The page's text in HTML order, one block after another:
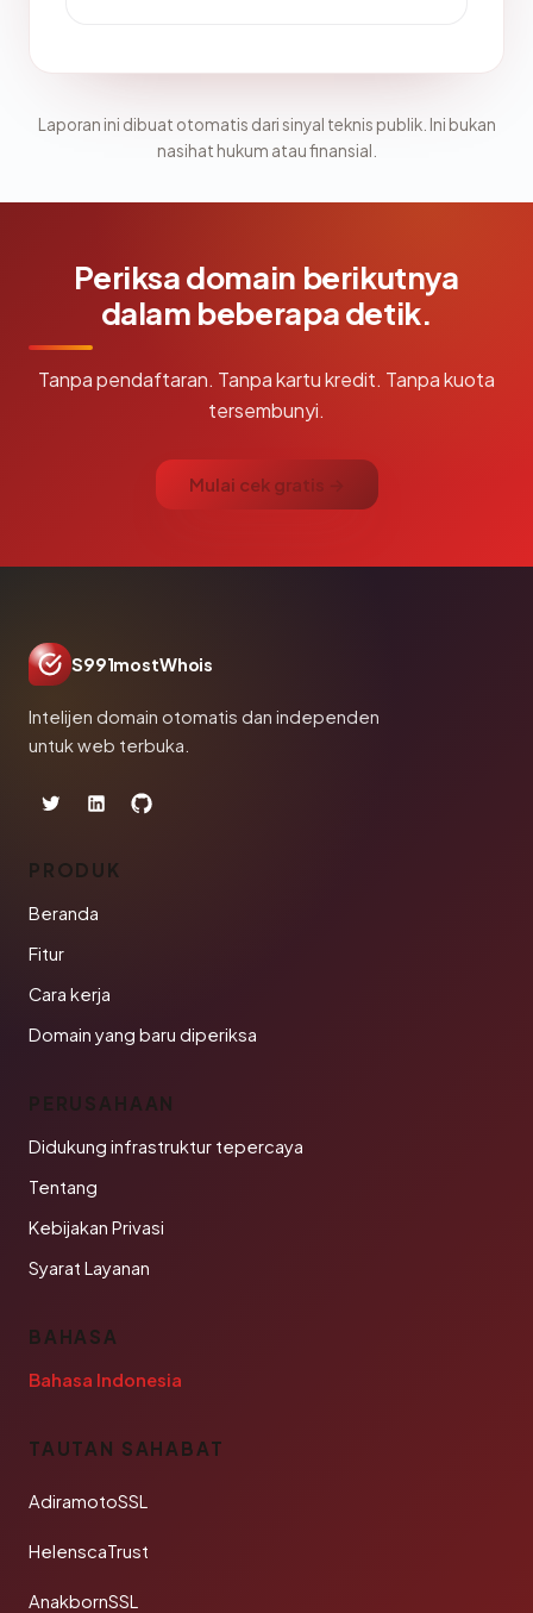
Laporan ini dibuat otomatis dari sinyal teknis publik. Ini bukan
nasihat hukum atau finansial.
Periksa domain berikutnya
dalam beberapa detik.
Tanpa pendaftaran. Tanpa kartu kredit. Tanpa kuota
tersembunyi.
Mulai cek gratis →
S991mostWhois
Intelijen domain otomatis dan independen
untuk web terbuka.
PRODUK
Beranda
Fitur
Cara kerja
Domain yang baru diperiksa
PERUSAHAAN
Didukung infrastruktur tepercaya
Tentang
Kebijakan Privasi
Syarat Layanan
BAHASA
Bahasa Indonesia
TAUTAN SAHABAT
AdiramotoSSL
HelenscaTrust
AnakbornSSL